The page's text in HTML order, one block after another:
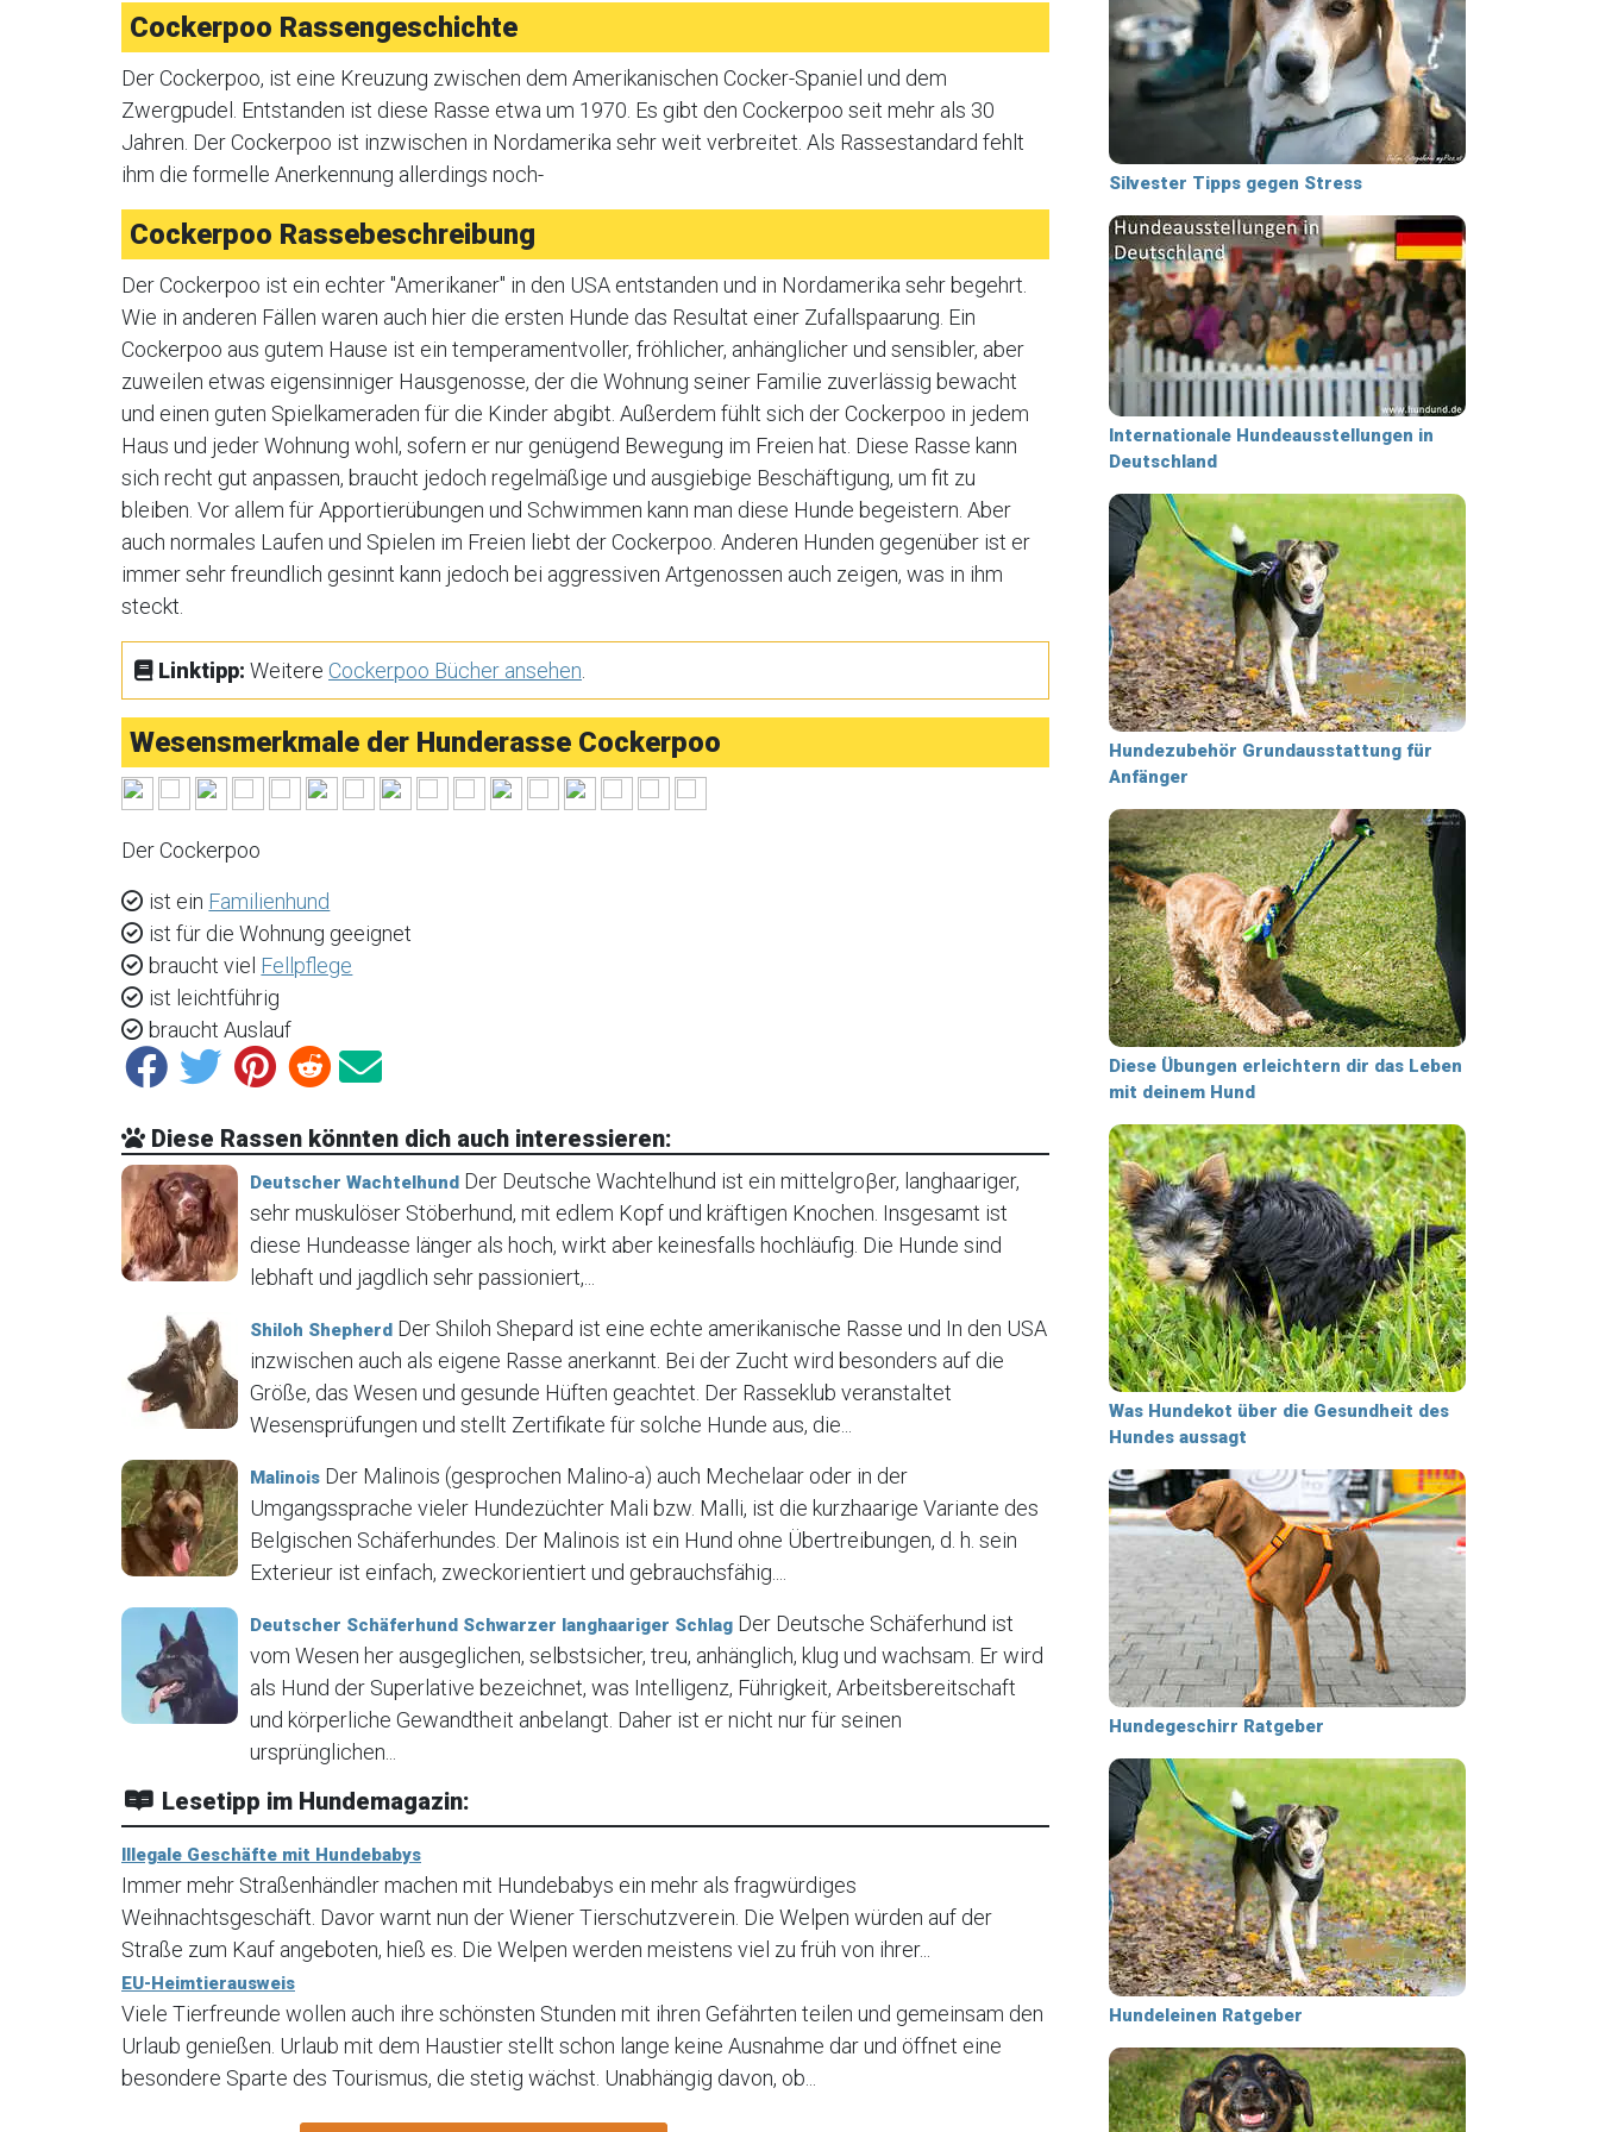
Cockerpoo Rassengeschichte
Der Cockerpoo, ist eine Kreuzung zwischen dem Amerikanischen Cocker-Spaniel und dem
Zwergpudel. Entstanden ist diese Rasse etwa um 1970. Es gibt den Cockerpoo seit mehr als 30
Jahren. Der Cockerpoo ist inzwischen in Nordamerika sehr weit verbreitet. Als Rassestandard fehlt
ihm die formelle Anerkennung allerdings noch-
Cockerpoo Rassebeschreibung
Der Cockerpoo ist ein echter "Amerikaner" in den USA entstanden und in Nordamerika sehr begehrt.
Wie in anderen Fällen waren auch hier die ersten Hunde das Resultat einer Zufallspaarung. Ein
Cockerpoo aus gutem Hause ist ein temperamentvoller, fröhlicher, anhänglicher und sensibler, aber
zuweilen etwas eigensinniger Hausgenosse, der die Wohnung seiner Familie zuverlässig bewacht
und einen guten Spielkameraden für die Kinder abgibt. Außerdem fühlt sich der Cockerpoo in jedem
Haus und jeder Wohnung wohl, sofern er nur genügend Bewegung im Freien hat. Diese Rasse kann
sich recht gut anpassen, braucht jedoch regelmäßige und ausgiebige Beschäftigung, um fit zu
bleiben. Vor allem für Apportierübungen und Schwimmen kann man diese Hunde begeistern. Aber
auch normales Laufen und Spielen im Freien liebt der Cockerpoo. Anderen Hunden gegenüber ist er
immer sehr freundlich gesinnt kann jedoch bei aggressiven Artgenossen auch zeigen, was in ihm
steckt.
Linktipp: Weitere Cockerpoo Bücher ansehen
Wesensmerkmale der Hunderasse Cockerpoo
Der Cockerpoo
ist ein Familienhund
ist für die Wohnung geeignet
braucht viel Fellpflege
ist leichtführig
braucht Auslauf
Diese Rassen könnten dich auch interessieren:
Deutscher Wachtelhund Der Deutsche Wachtelhund ist ein mittelgroβer, langhaariger,
sehr muskulöser Stöberhund, mit edlem Kopf und kräftigen Knochen. Insgesamt ist
diese Hundeasse länger als hoch, wirkt aber keinesfalls hochläufig. Die Hunde sind
lebhaft und jagdlich sehr passioniert,...
Shiloh Shepherd Der Shiloh Shepard ist eine echte amerikanische Rasse und In den USA
inzwischen auch als eigene Rasse anerkannt. Bei der Zucht wird besonders auf die
Größe, das Wesen und gesunde Hüften geachtet. Der Rasseklub veranstaltet
Wesensprüfungen und stellt Zertifikate für solche Hunde aus, die...
Malinois Der Malinois (gesprochen Malino-a) auch Mechelaar oder in der
Umgangssprache vieler Hundezüchter Mali bzw. Malli, ist die kurzhaarige Variante des
Belgischen Schäferhundes. Der Malinois ist ein Hund ohne Übertreibungen, d. h. sein
Exterieur ist einfach, zweckorientiert und gebrauchsfähig....
Deutscher Schäferhund Schwarzer langhaariger Schlag Der Deutsche Schäferhund ist
vom Wesen her ausgeglichen, selbstsicher, treu, anhänglich, klug und wachsam. Er wird
als Hund der Superlative bezeichnet, was Intelligenz, Führigkeit, Arbeitsbereitschaft
und körperliche Gewandtheit anbelangt. Daher ist er nicht nur für seinen
ursprünglichen...
Lesetipp im Hundemagazin:
Illegale Geschäfte mit Hundebabys
Immer mehr Straßenhändler machen mit Hundebabys ein mehr als fragwürdiges
Weihnachtsgeschäft. Davor warnt nun der Wiener Tierschutzverein. Die Welpen würden auf der
Straße zum Kauf angeboten, hieß es. Die Welpen werden meistens viel zu früh von ihrer...
EU-Heimtierausweis
Viele Tierfreunde wollen auch ihre schönsten Stunden mit ihren Gefährten teilen und gemeinsam den
Urlaub genießen. Urlaub mit dem Haustier stellt schon lange keine Ausnahme dar und öffnet eine
besondere Sparte des Tourismus, die stetig wächst. Unabhängig davon, ob...
Silvester Tipps gegen Stress
Internationale Hundeausstellungen in
Deutschland
Hundezubehör Grundausstattung für
Anfänger
Diese Übungen erleichtern dir das Leben
mit deinem Hund
Was Hundekot über die Gesundheit des
Hundes aussagt
Hundegeschirr Ratgeber
Hundeleinen Ratgeber